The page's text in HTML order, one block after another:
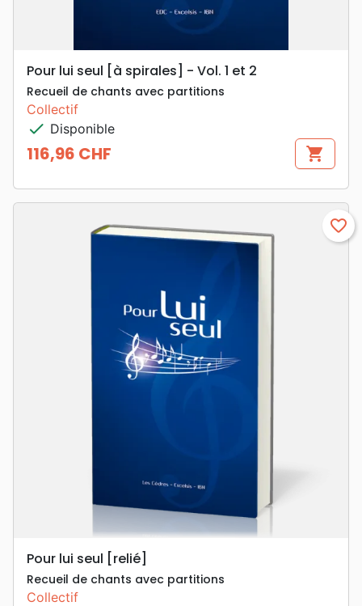
Pour lui seul [à spirales] - Vol. 1 et 2
Recueil de chants avec partitions
Collectif
check Disponible
Prix
116,96 CHF shopping_cart
favorite_border
Pour lui seul [relié]
Recueil de chants avec partitions
Collectif